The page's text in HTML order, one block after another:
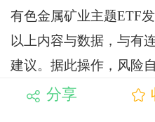
有色金属矿业主题ETF
以上内容与数据，与有
建议。据此操作，风险自
分享